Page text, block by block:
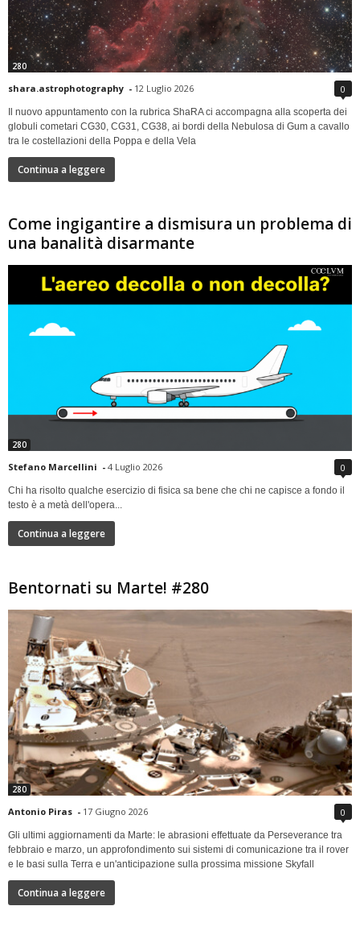
280
shara.astrophotography - 12 Luglio 2026 0
Il nuovo appuntamento con la rubrica ShaRA ci accompagna alla scoperta dei
globuli cometari CG30, CG31, CG38, ai bordi della Nebulosa di Gum a cavallo
tra le costellazioni della Poppa e della Vela
Continua a leggere
Come ingigantire a dismisura un problema di
una banalità disarmante
280
Stefano Marcellini - 4 Luglio 2026 0
Chi ha risolto qualche esercizio di fisica sa bene che chi ne capisce a fondo il
testo è a metà dell'opera...
Continua a leggere
Bentornati su Marte! #280
280
Antonio Piras - 17 Giugno 2026 0
Gli ultimi aggiornamenti da Marte: le abrasioni effettuate da Perseverance tra
febbraio e marzo, un approfondimento sui sistemi di comunicazione tra il rover
e le basi sulla Terra e un'anticipazione sulla prossima missione Skyfall
Continua a leggere